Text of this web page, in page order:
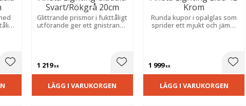
Lägg till i favoriter
Svart/Rökgrå 20cm
Glittrande prismor i fukttåligt
utförande ger ett gnistrande
1 219KR Lägg till i favoriter
LÄGG I VARUKORGEN
Krom
Runda kupor i opalglas som
sprider ett mjukt och jämnt
1 999KR
LÄGG I VARUKORGEN